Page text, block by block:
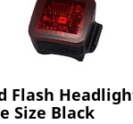
Flash
Size Black